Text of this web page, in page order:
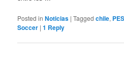
Posted in Noticias |Tagged chile,
Soccer |1 Reply